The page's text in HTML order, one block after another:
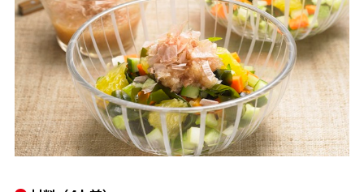
ヤマキ『めんつゆ』 ヤマキ 割烹白だし
主食レシピ
主菜レシピ
汁物レシピ
だしの取り方
かつお節の削り方
かつお節・だしをもっと知る
CM
キャンペーン一覧
企業・採用情報
企業情報
- 百年対話
お問い合わせ
ヤマキお客様相談室
オンラインショップ